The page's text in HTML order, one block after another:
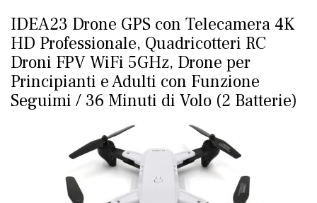
IDEA23 Drone GPS con Telecamera 4K
HD Professionale, Quadricotteri RC
Droni FPV WiFi 5GHz, Drone per
Principianti e Adulti con Funzione
Seguimi / 36 Minuti di Volo (2 Batterie)